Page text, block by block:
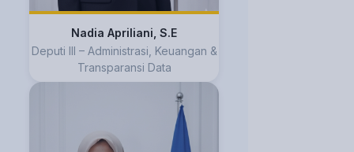
Nadia Apriliani, S.E
Deputi III – Administrasi, Keuangan &
Transparansi Data